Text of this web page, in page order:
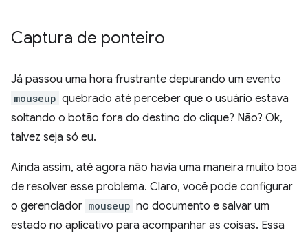
Captura de ponteiro
Já passou uma hora frustrante depurando um evento
mouseup quebrado até perceber que o usuário estava
soltando o botão fora do destino do clique? Não? Ok,
talvez seja só eu.
Ainda assim, até agora não havia uma maneira muito boa
de resolver esse problema. Claro, você pode configurar
o gerenciador mouseup no documento e salvar um
estado no aplicativo para acompanhar as coisas. Essa